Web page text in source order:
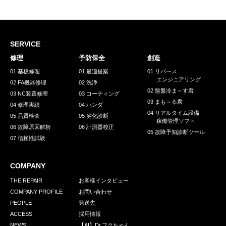
GREEN CHALLENGE
環境への取り組み
お問い合わせ 発送先
SERVICE
修理
01 基板修理
02 FA機器修理
03 NC装置修理
04 修理実績
05 品質検査
06 故障原因解析
07 信頼性試験
予防保全
01 最適提案
02 洗浄
03 コーティング
04 ハンダ
05 劣化診断
06 計測器校正
創造
01 リバース
エンジニアリング
02 盤盤冷ま～す君
03 まも～る君
04 リアルタイム設備
稼働管理ソフト
05 故障予知診断ツール
COMPANY
THE REPAIR
COMPANY PROFILE
PEOPLE
ACCESS
お客様インタビュー
お問い合わせ
発送先
採用情報